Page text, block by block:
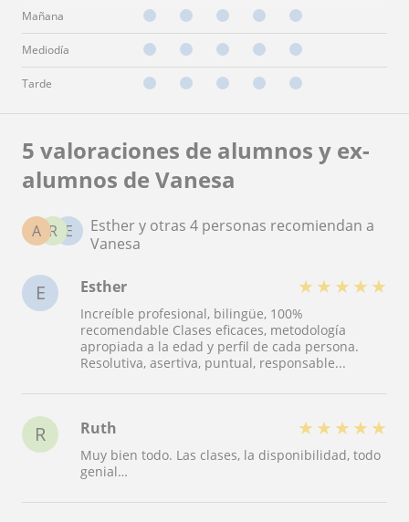
Mañana
Mediodía
Tarde
5 valoraciones de alumnos y ex-
alumnos de Vanesa
E
R
A
Esther y otras 4 personas recomiendan a
Vanesa
E Esther ★ ★ ★ ★ ★
Increíble profesional, bilingüe, 100%
recomendable Clases eficaces, metodología
apropiada a la edad y perfil de cada persona.
Resolutiva, asertiva, puntual, responsable...
R Ruth ★ ★ ★ ★ ★
Muy bien todo. Las clases, la disponibilidad, todo
genial…